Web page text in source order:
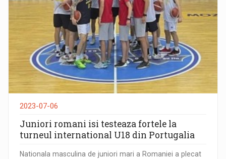
2023-07-06
Juniori romani isi testeaza fortele la
turneul international U18 din Portugalia
Nationala masculina de juniori mari a Romaniei a plecat